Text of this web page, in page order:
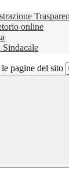
online
Sindacale
pagine del sito